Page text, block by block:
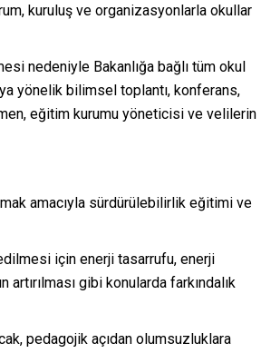
kuruluş ve organizasyonlarla okullar
nedeniyle Bakanlığa bağlı tüm okul
yönelik bilimsel toplantı, konferans,
eğitim kurumu yöneticisi ve velilerin
amacıyla sürdürülebilirlik eğitimi ve
için enerji tasarrufu, enerji
gibi konularda farkındalık
pedagojik açıdan olumsuzluklara